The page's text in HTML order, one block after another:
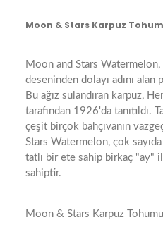
Moon & Stars Karpuz
Moon and Stars Watermelon,
deseninden dolayı adını
Bu ağız sulandıran karpuz,
tarafından 1926'da tanıtıldı.
çeşit birçok bahçıvanın
Stars Watermelon, çok sayıda
tatlı bir ete sahip birkaç "ay"
sahiptir.
Moon & Stars Karpuz